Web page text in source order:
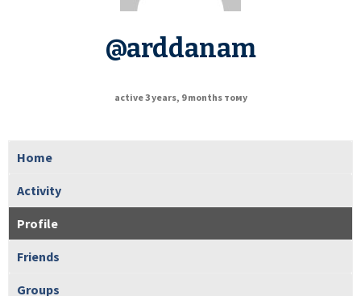
@arddanam
active 3 years, 9 months тому
Home
Activity
Profile
Friends
Groups